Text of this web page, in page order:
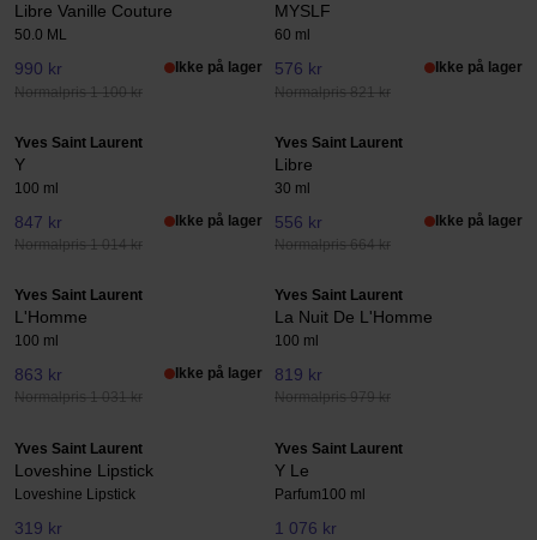
Libre Vanille Couture
50.0 ML
990 kr
Normalpris 1 100 kr
Ikke på lager
MYSLF
60 ml
576 kr
Normalpris 821 kr
Ikke på lager
Yves Saint Laurent
Y
100 ml
847 kr
Normalpris 1 014 kr
Ikke på lager
Yves Saint Laurent
Libre
30 ml
556 kr
Normalpris 664 kr
Ikke på lager
Yves Saint Laurent
L'Homme
100 ml
863 kr
Normalpris 1 031 kr
Ikke på lager
Yves Saint Laurent
La Nuit De L'Homme
100 ml
819 kr
Normalpris 979 kr
Yves Saint Laurent
Loveshine Lipstick
Loveshine Lipstick
319 kr
Yves Saint Laurent
Y Le
Parfum100 ml
1 076 kr